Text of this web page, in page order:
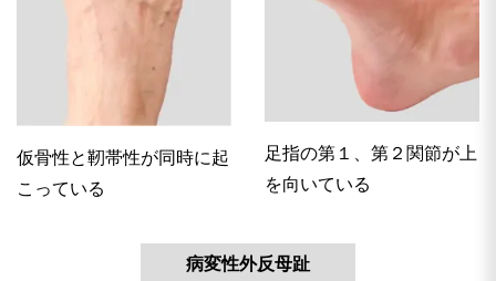
仮骨性と靭帯性が同時に起
こっている
足指の第１、第２関節が上
を向いている
病変性外反母趾